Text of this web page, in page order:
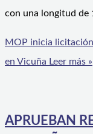
con una longitud de
MOP inicia
en Vicuña Leer más »
APRUEBAN